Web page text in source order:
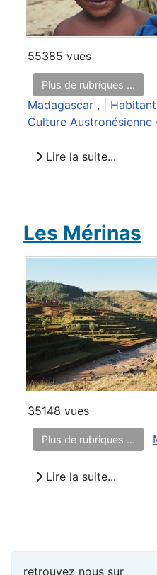
55385 vues
Plus de rubriques ...
Madagascar , |
Culture
Lire la suite...
Les Mérinas
35148 vues
Plus de rubriques ...
Lire la suite...
retrouvez nous sur